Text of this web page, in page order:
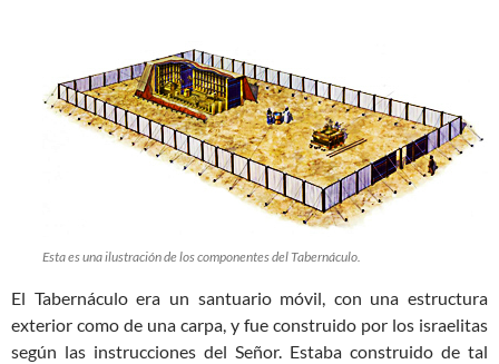
Esta es una ilustración de los componentes del Tabernáculo.
El Tabernáculo era un santuario móvil, con una estructura
exterior como de una carpa, y fue construido por los israelitas
según las instrucciones del Señor. Estaba construido de tal